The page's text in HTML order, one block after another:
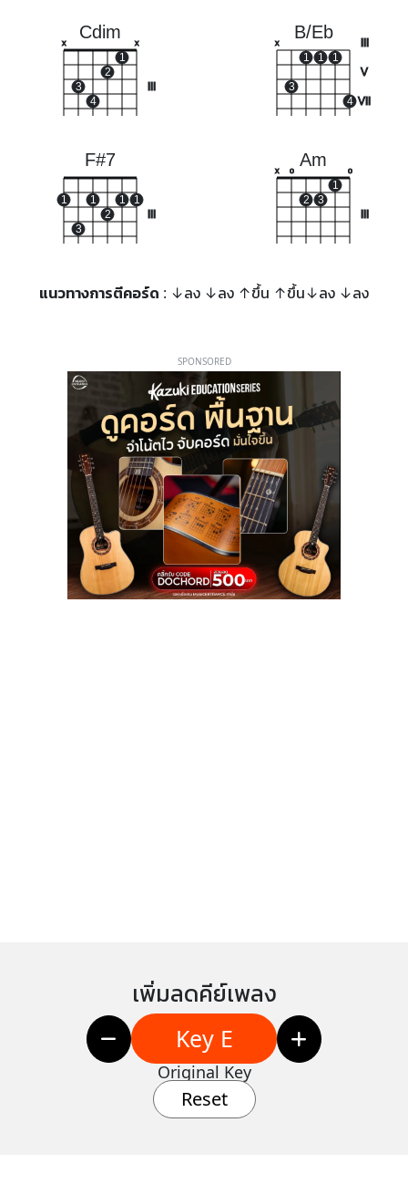
Cdim
x
3
4
2
1
x
B/Eb
V
VII
x
3
1 1 1
4
F#7
1
3
1
2
1 1
Am
x o
2 3
1
o
แนวทางการตีคอร์ด : ↓ลง ↓ลง ↑ขึ้น ↑ขึ้น↓ลง ↓ลง
SPONSORED
เพิ่มลดคีย์เพลง
Key E
Original Key
Reset